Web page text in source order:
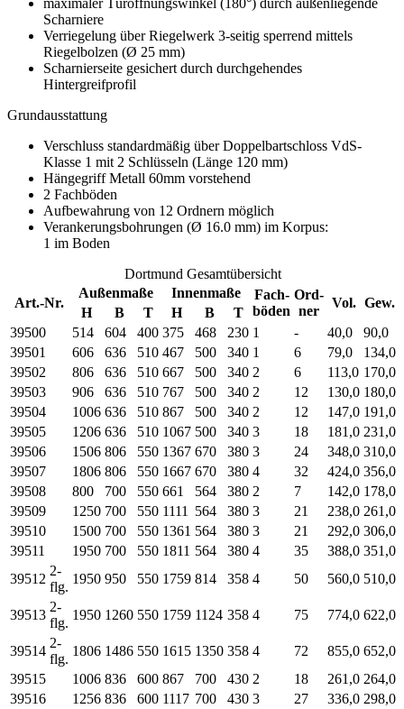
Scharniere
Verriegelung über Riegelwerk 3-seitig sperrend mittels
Riegelbolzen (Ø 25 mm)
Scharnierseite gesichert durch durchgehendes
Hintergreifprofil
Grundausstattung
Verschluss standardmäßig über Doppelbartschloss VdS-
Klasse 1 mit 2 Schlüsseln (Länge 120 mm)
Hängegriff Metall 60mm vorstehend
2 Fachböden
Aufbewahrung von 12 Ordnern möglich
Verankerungsbohrungen (Ø 16.0 mm) im Korpus:
1 im Boden
Dortmund Gesamtübersicht
Art.-Nr.
Außenmaße Innenmaße
Fach-
böden
Ord-
ner
Vol. Gew.
H B T H B
T
39500
514 604 400 375 468 230 1 - 40,0
90,0
39501
606 636 510 467 500 340 1 6 79,0
134,0
39502
806 636 510 667 500 340 2 6 113,0 170,0
39503
906 636 510 767 500 340 2 12 130,0 180,0
39504
1006 636 510 867 500 340 2 12 147,0 191,0
39505
1206 636 510 1067 500 340 3 18 181,0 231,0
39506
1506 806 550 1367 670 380 3 24 348,0 310,0
39507
1806 806 550 1667 670 380 4 32 424,0 356,0
39508
800 700 550 661 564 380 2 7 142,0 178,0
39509
1250 700 550 1111 564 380 3 21 238,0 261,0
39510
1500 700 550 1361 564 380 3 21 292,0 306,0
39511
1950 700 550 1811 564 380 4 35 388,0 351,0
39512
2-
flg.
1950 950 550 1759 814 358 4 50 560,0 510,0
39513
2-
flg.
1950 1260 550 1759 1124 358 4 75 774,0 622,0
39514
2-
flg.
1806 1486 550 1615 1350 358 4 72 855,0 652,0
39515
1006 836 600 867 700 430 2 18 261,0 264,0
39516
1256 836 600 1117 700 430 3 27 336,0 298,0